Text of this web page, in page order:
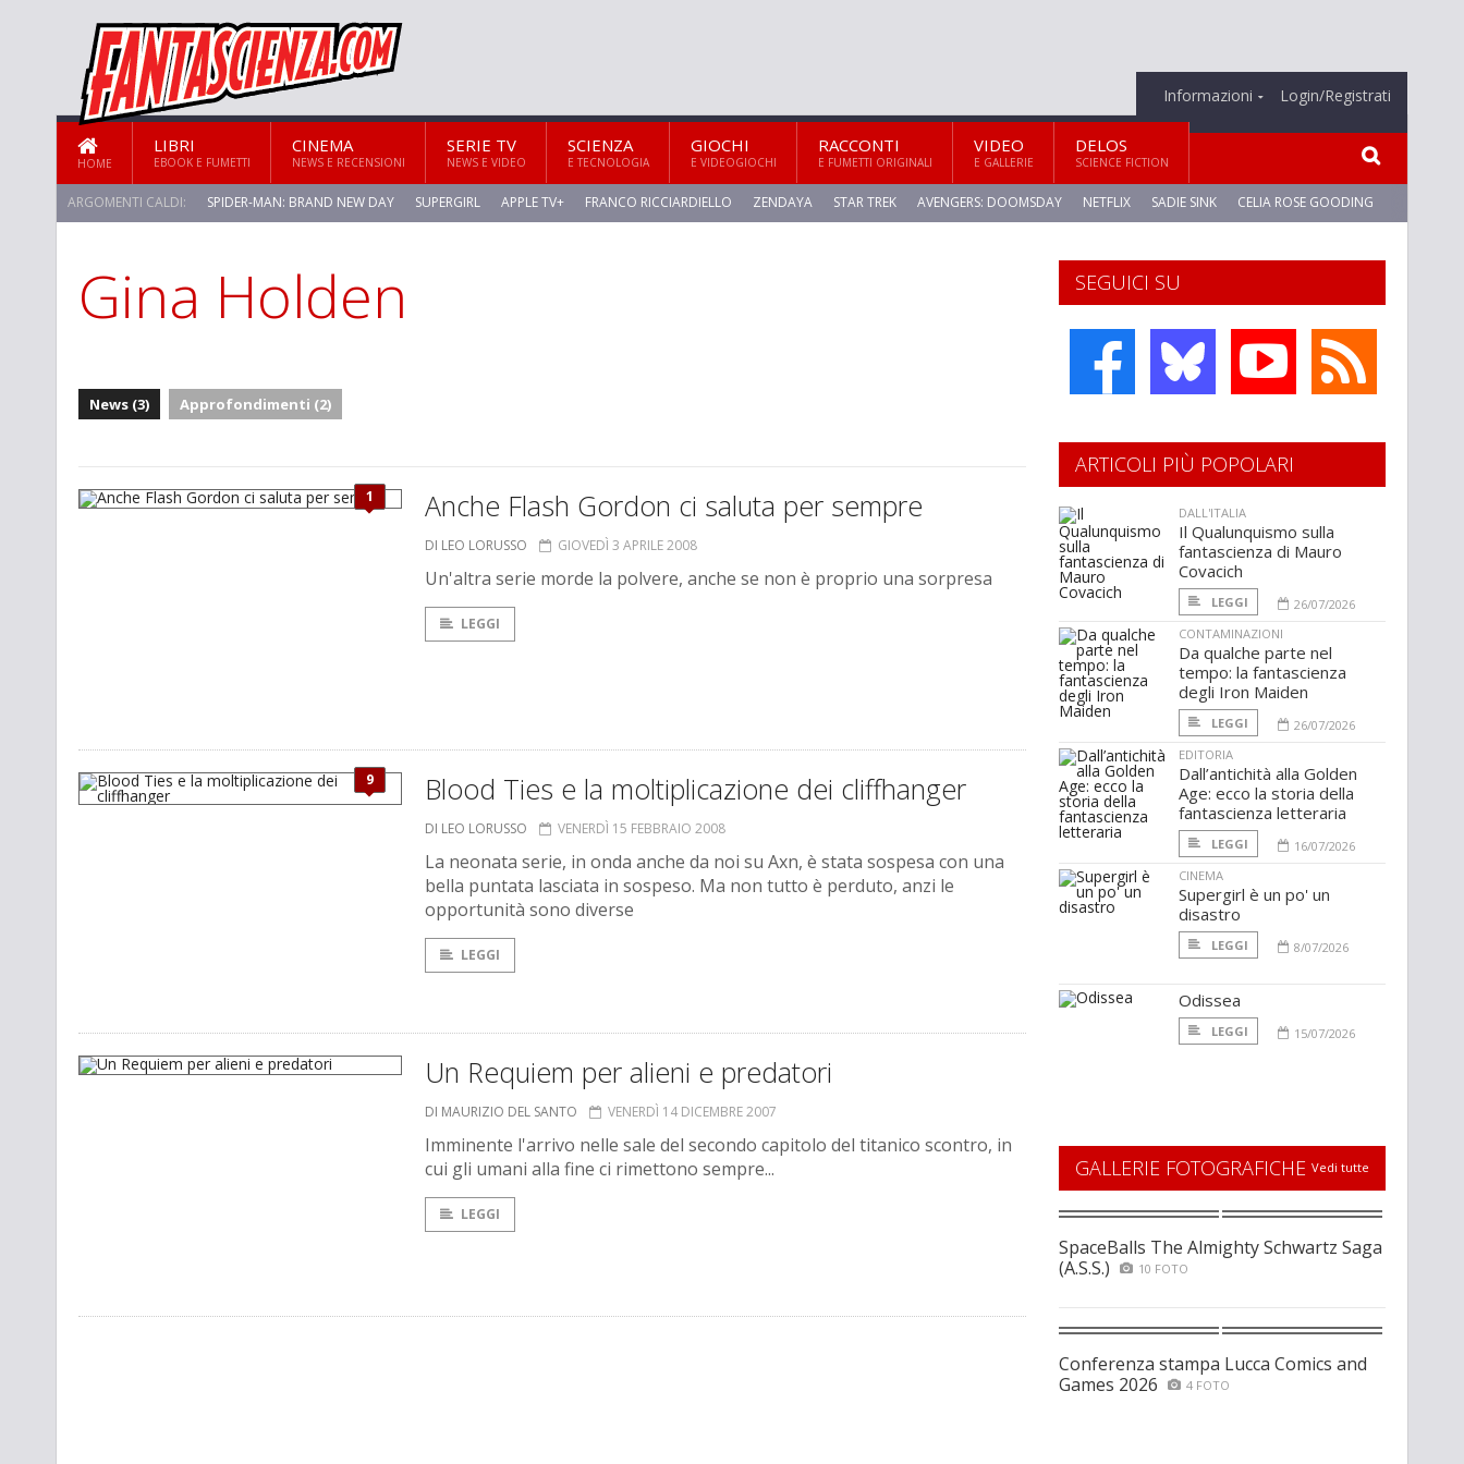
Informazioni Login/Registrati
HOME
LIBRI
EBOOK E FUMETTI
CINEMA
NEWS E RECENSIONI
SERIE TV
NEWS E VIDEO
SCIENZA
E TECNOLOGIA
GIOCHI
E VIDEOGIOCHI
RACCONTI
E FUMETTI ORIGINALI
VIDEO
E GALLERIE
DELOS
SCIENCE FICTION
ARGOMENTI CALDI: SPIDER-MAN: BRAND NEW DAY SUPERGIRL APPLE TV+ FRANCO RICCIARDIELLO ZENDAYA STAR TREK AVENGERS: DOOMSDAY NETFLIX SADIE SINK CELIA ROSE GOODING
Gina Holden
News (3) Approfondimenti (2)
1 Anche Flash Gordon ci saluta per sempre
DI LEO LORUSSO GIOVEDÌ 3 APRILE 2008
Un'altra serie morde la polvere, anche se non è proprio una sorpresa
LEGGI
9 Blood Ties e la moltiplicazione dei cliffhanger
DI LEO LORUSSO VENERDÌ 15 FEBBRAIO 2008
La neonata serie, in onda anche da noi su Axn, è stata sospesa con una
bella puntata lasciata in sospeso. Ma non tutto è perduto, anzi le
opportunità sono diverse
LEGGI
Un Requiem per alieni e predatori
DI MAURIZIO DEL SANTO VENERDÌ 14 DICEMBRE 2007
Imminente l'arrivo nelle sale del secondo capitolo del titanico scontro, in
cui gli umani alla fine ci rimettono sempre...
LEGGI
SEGUICI SU
ARTICOLI PIÙ POPOLARI
DALL'ITALIA
Il Qualunquismo sulla
fantascienza di Mauro
Covacich
LEGGI
26/07/2026
CONTAMINAZIONI
Da qualche parte nel
tempo: la fantascienza
degli Iron Maiden
LEGGI
26/07/2026
EDITORIA
Dall’antichità alla Golden
Age: ecco la storia della
fantascienza letteraria
LEGGI
16/07/2026
CINEMA
Supergirl è un po' un
disastro
LEGGI 8/07/2026
Odissea
LEGGI 15/07/2026
GALLERIE FOTOGRAFICHE Vedi tutte
SpaceBalls The Almighty Schwartz Saga
(A.S.S.)
10 FOTO
Conferenza stampa Lucca Comics and
Games 2026
4 FOTO